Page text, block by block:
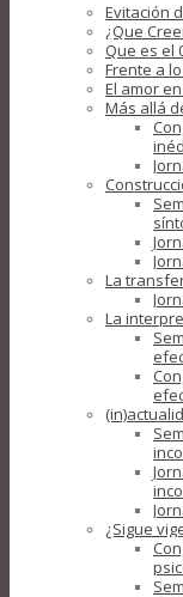
Evitación
¿Que
Que es el
Frente a
El amor
Más allá
La
La
¿Sigue